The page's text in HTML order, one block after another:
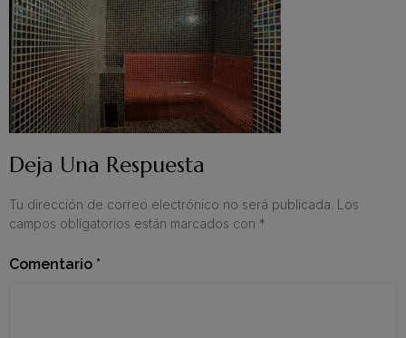
Deja Una Respuesta
Tu dirección de correo electrónico no será publicada. Los
campos obligatorios están marcados con *
Comentario *